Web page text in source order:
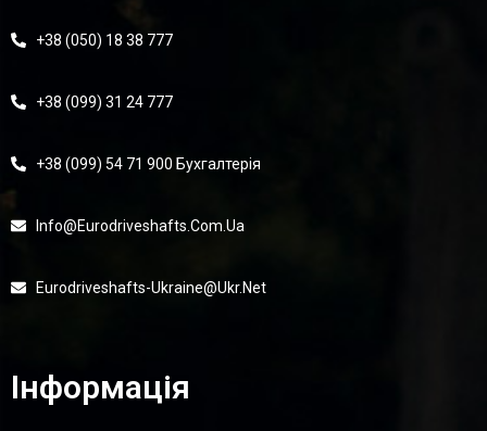
+38 (050) 18 38 777
+38 (099) 31 24 777
+38 (099) 54 71 900 Бухгалтерія
Info@eurodriveshafts.com.ua
Eurodriveshafts-Ukraine@ukr.net
Інформація